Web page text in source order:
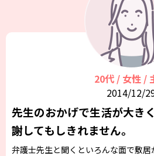
2014/12/
先生のおかげで生活が大き
謝してもしきれません。
弁護士先生と聞くといろんな面で敷
20代 / 女性 /